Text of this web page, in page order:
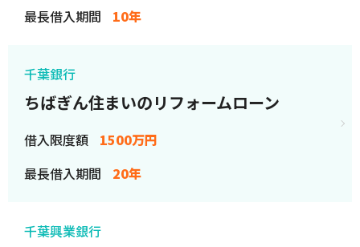
最長借入期間
10年
千葉銀行
ちばぎん住まいのリフォームローン
借入限度額
1500万円
最長借入期間
20年
千葉興業銀行